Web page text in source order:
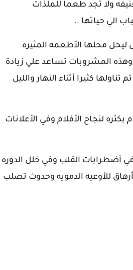
ولا تجد طعما للملذات
الي حياتها ..
ليحل محلها الأطعمه المثيره
المشروبات تساعد علي زيادة
كثيرا أثناء النهار والليل
لنجاح الأفلام وفي الأعلانات
أضطرابات القلب وفي خلل الدوره
للأوعيه الدمويه وحدوث تصلب